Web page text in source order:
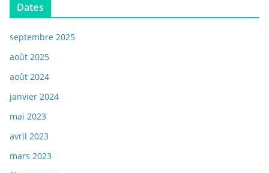
Dates
septembre 2025
août 2025
août 2024
janvier 2024
mai 2023
avril 2023
mars 2023